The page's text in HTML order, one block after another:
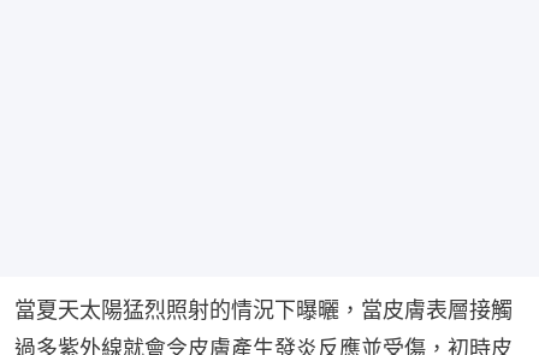
當夏天太陽猛烈照射的情況下曝曬，當皮膚表層接觸
過多紫外線就會令皮膚產生發炎反應並受傷，初時皮